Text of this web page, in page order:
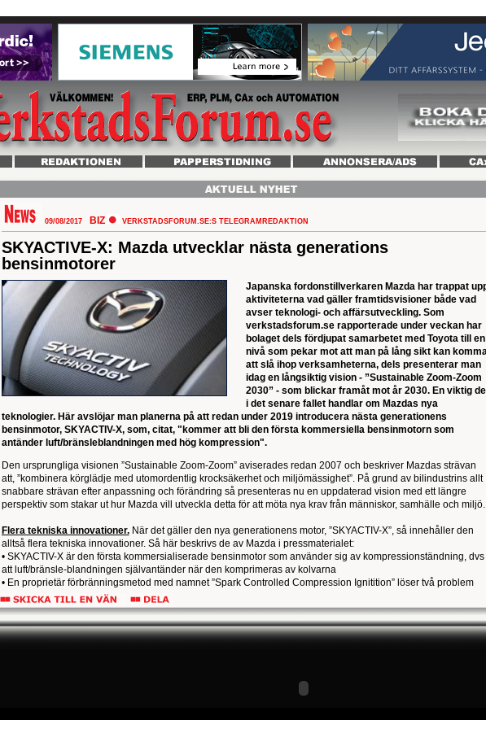
09/08/2017 BIZ VERKSTADSFORUM.SE:S TELEGRAMREDAKTION
SKYACTIVE-X: Mazda utvecklar nästa generations
bensinmotorer
Japanska fordonstillverkaren Mazda har trappat
aktiviteterna vad gäller framtidsvisioner både vad
avser teknologi- och affärsutveckling. Som
verkstadsforum.se rapporterade under veckan har
bolaget dels fördjupat samarbetet med Toyota till en
nivå som pekar mot att man på lång sikt kan
att slå ihop verksamheterna, dels presenterar man
idag en långsiktig vision - ”Sustainable Zoom-Zoom
2030” - som blickar framåt mot år 2030. En viktig
i det senare fallet handlar om Mazdas nya
teknologier. Här avslöjar man planerna på att redan under 2019 introducera nästa generationens
bensinmotor, SKYACTIV-X, som, citat, "kommer att bli den första kommersiella bensinmotorn som
antänder luft/bränsleblandningen med hög kompression".
Den ursprungliga visionen ”Sustainable Zoom-Zoom” aviserades redan 2007 och beskriver Mazdas strävan
att, ”kombinera körglädje med utomordentlig krocksäkerhet och miljömässighet”. På grund av bilindustrins allt
snabbare strävan efter anpassning och förändring så presenteras nu en uppdaterad vision med ett längre
perspektiv som stakar ut hur Mazda vill utveckla detta för att möta nya krav från människor, samhälle och miljö.
Flera tekniska innovationer.När det gäller den nya generationens motor, ”SKYACTIV-X”, så innehåller den
alltså flera tekniska innovationer. Så här beskrivs de av Mazda i pressmaterialet:
• SKYACTIV-X är den första kommersialiserade bensinmotor som använder sig av kompressionständning, dvs
att luft/bränsle-blandningen självantänder när den komprimeras av kolvarna
• En proprietär förbränningsmetod med namnet ”Spark Controlled Compression Ignitition” löser två problem
som tidigare har förhindrat kommersialisering av bensinmotorer med kompressionständning: att maximera
området där kompressionständning är möjlig samt åstadkomma en omärkbar övergång mellan
kompressionständning och gnisttändning.